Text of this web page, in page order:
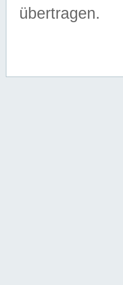
übertragen.